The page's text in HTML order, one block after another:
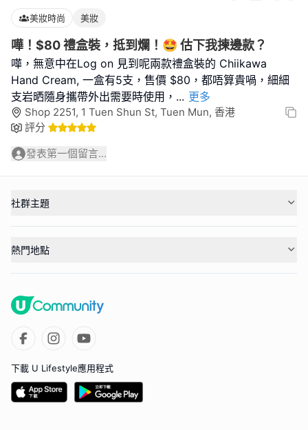
美妝時尚 美妝
嘩！$80 禮盒裝，抵到爛！🤩 估下我揀邊款？
嘩，無意中在Log on 見到呢兩款禮盒裝的 Chiikawa
Hand Cream, 一盒有5支，售價 $80，都唔算貴喎，細細
支岩晒隨身攜帶外出需要時使用， ... 更多
Shop 2251, 1 Tuen Shun St, Tuen Mun, 香港
評分
發表第一個留言...
社群主題
熱門地點
下載 U Lifestyle應用程式